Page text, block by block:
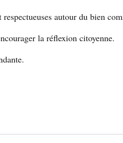
autour du bien
la réflexion citoyenne.